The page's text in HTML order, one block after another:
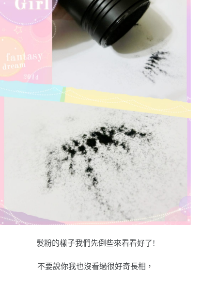
髮粉的樣子我們先倒些來看看好了!
不要說你我也沒看過很好奇長相，